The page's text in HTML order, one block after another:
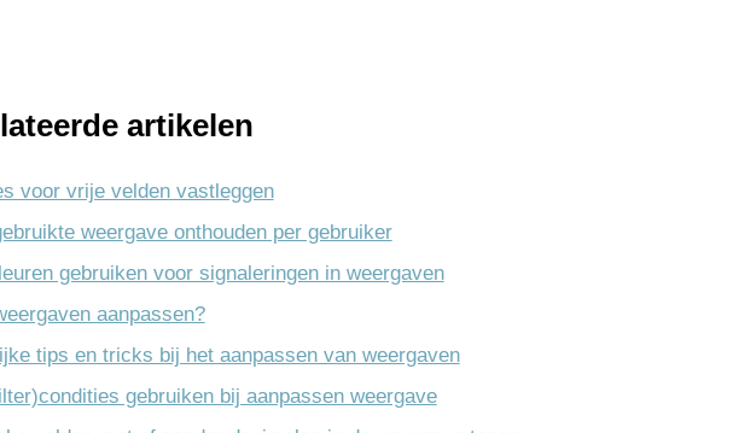
artikelen
voor vrije velden vastleggen
weergave onthouden per gebruiker
gebruiken voor signaleringen in weergaven
aanpassen?
tips en tricks bij het aanpassen van weergaven
gebruiken bij aanpassen weergave